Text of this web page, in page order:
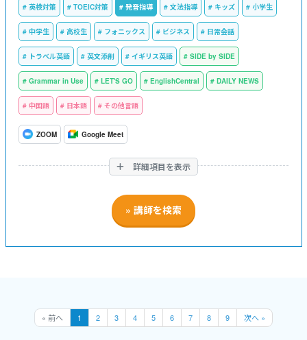
英検対策 TOEIC対策 発音指導 文法指導 キッズ 小学生
中学生 高校生 フォニックス ビジネス 日常会話
トラベル英語 英文添削 イギリス英語 SIDE by SIDE
Grammar in Use LET'S GO EnglishCentral DAILY NEWS
中国語 日本語 その他言語
ZOOM Google Meet
詳細項目を表示
« 前へ 1 2 3 4 5 6 7 8 9 次へ »